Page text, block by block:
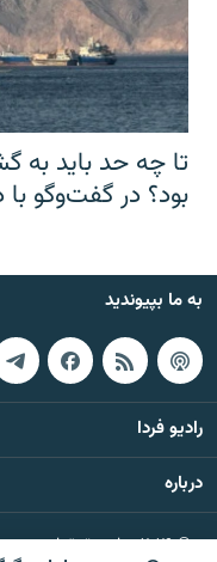
تا چه حد باید به
بود؟ در گفت‌وگو با
به ما بپیوندید
رادیو فردا
درباره
© ۲۰۲۶ تمام حقوق این